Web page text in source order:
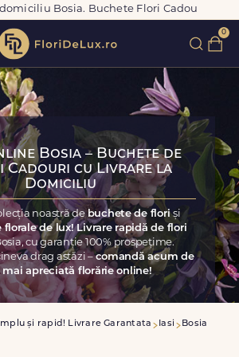
Bosia. Buchete Flori Cadou
0
Bosia – Buchete de
Cadouri cu Livrare la
Domiciliu
noastră de buchete de floriși
de lux! Livrare rapidă de flori
cu garanție 100% prospețime.
drag astăzi –comandă acum de
mai apreciată florărie online!
și rapid! Livrare Garantata Iasi Bosia